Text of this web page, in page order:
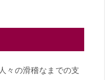
々の滑稽なまでの支